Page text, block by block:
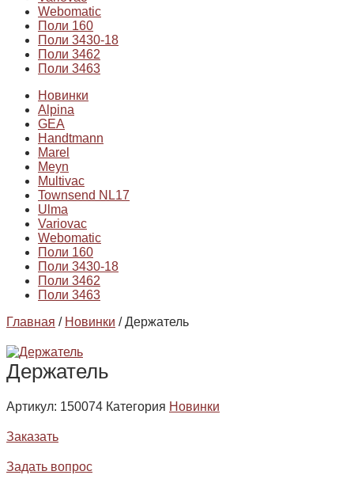
Webomatic
Поли 160
Поли 3430-18
Поли 3462
Поли 3463
Новинки
Alpina
GEA
Handtmann
Marel
Meyn
Multivac
Townsend NL17
Ulma
Variovac
Webomatic
Поли 160
Поли 3430-18
Поли 3462
Поли 3463
Главная / Новинки / Держатель
Держатель
Артикул: 150074 Категория Новинки
Заказать
Задать вопрос